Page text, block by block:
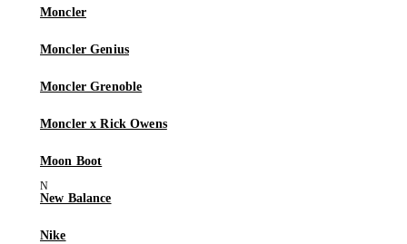
Moncler
Moncler Genius
Moncler Grenoble
Moncler x Rick Owens
Moon Boot
New Balance
Nike